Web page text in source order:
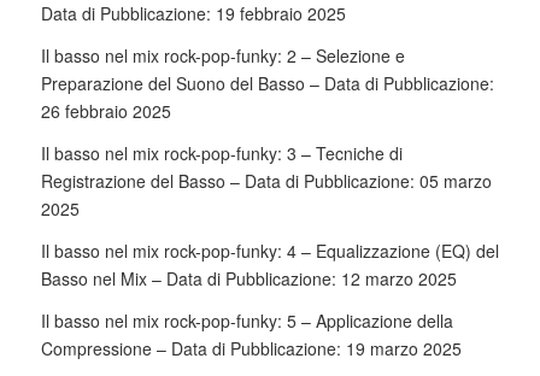
Data di Pubblicazione: 19 febbraio 2025
Il basso nel mix rock-pop-funky: 2 – Selezione e
Preparazione del Suono del Basso – Data di Pubblicazione:
26 febbraio 2025
Il basso nel mix rock-pop-funky: 3 – Tecniche di
Registrazione del Basso – Data di Pubblicazione: 05 marzo
2025
Il basso nel mix rock-pop-funky: 4 – Equalizzazione (EQ) del
Basso nel Mix – Data di Pubblicazione: 12 marzo 2025
Il basso nel mix rock-pop-funky: 5 – Applicazione della
Compressione – Data di Pubblicazione: 19 marzo 2025